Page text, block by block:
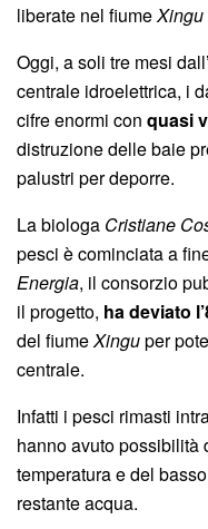
liberate nel fiumeXingu
Oggi, a soli tre mesi
centrale idroelettrica, i
cifre enormi con quasi
distruzione delle baie
palustri per deporre.
La biologa Cristiane
pesci è cominciata a
Energia, il consorzio
il progetto, ha deviato
del fiumeXinguper
centrale.
Infatti i pesci rimasti
hanno avuto possibilità
temperatura e del
restante acqua.